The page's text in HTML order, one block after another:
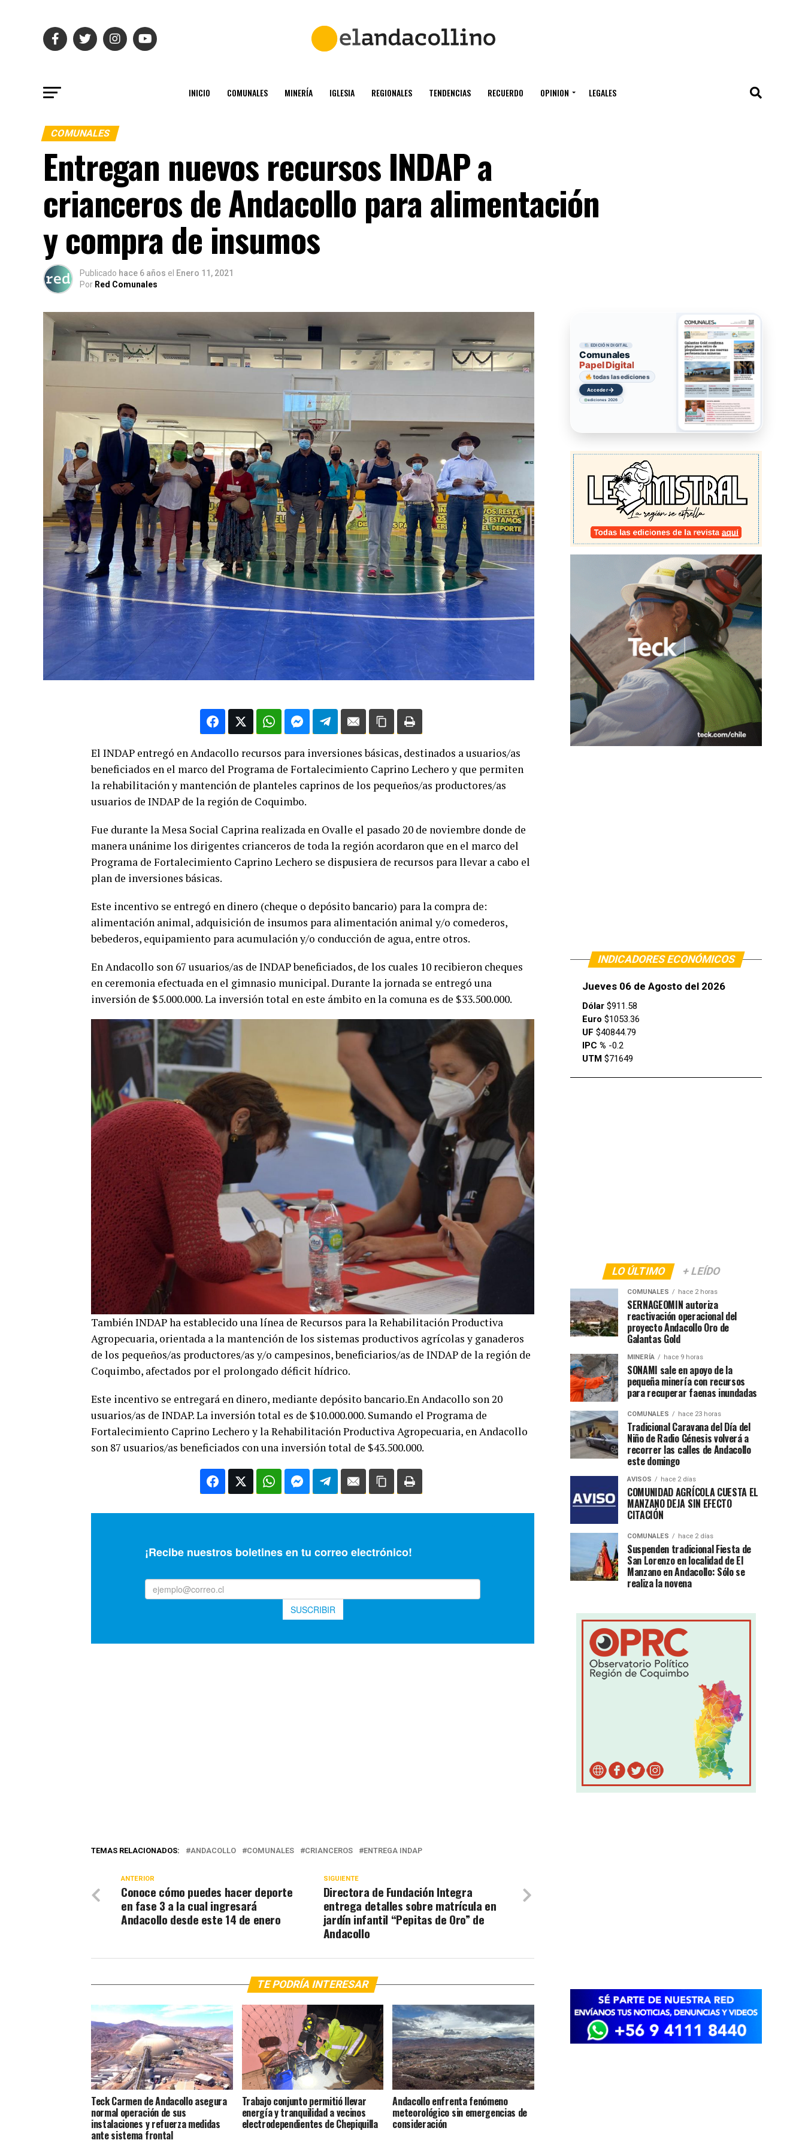
INICIO COMUNALES MINERÍA IGLESIA REGIONALES TENDENCIAS RECUERDO OPINION LEGALES
COMUNALES
Entregan nuevos recursos INDAP a
crianceros de Andacollo para alimentación
y compra de insumos
Publicado hace 6 años el Enero 11, 2021
Por Red Comunales
El INDAP entregó en Andacollo recursos para inversiones básicas, destinados a usuarios/as
beneficiados en el marco del Programa de Fortalecimiento Caprino Lechero y que permiten
la rehabilitación y mantención de planteles caprinos de los pequeños/as productores/as
usuarios de INDAP de la región de Coquimbo.
Fue durante la Mesa Social Caprina realizada en Ovalle el pasado 20 de noviembre donde de
manera unánime los dirigentes crianceros de toda la región acordaron que en el marco del
Programa de Fortalecimiento Caprino Lechero se dispusiera de recursos para llevar a cabo el
plan de inversiones básicas.
Este incentivo se entregó en dinero (cheque o depósito bancario) para la compra de:
alimentación animal, adquisición de insumos para alimentación animal y/o comederos,
bebederos, equipamiento para acumulación y/o conducción de agua, entre otros.
En Andacollo son 67 usuarios/as de INDAP beneficiados, de los cuales 10 recibieron cheques
en ceremonia efectuada en el gimnasio municipal. Durante la jornada se entregó una
inversión de $5.000.000. La inversión total en este ámbito en la comuna es de $33.500.000.
También INDAP ha establecido una línea de Recursos para la Rehabilitación Productiva
Agropecuaria, orientada a la mantención de los sistemas productivos agrícolas y ganaderos
de los pequeños/as productores/as y/o campesinos, beneficiarios/as de INDAP de la región de
Coquimbo, afectados por el prolongado déficit hídrico.
Este incentivo se entregará en dinero, mediante depósito bancario.En Andacollo son 20
usuarios/as de INDAP. La inversión total es de $10.000.000. Sumando el Programa de
Fortalecimiento Caprino Lechero y la Rehabilitación Productiva Agropecuaria, en Andacollo
son 87 usuarios/as beneficiados con una inversión total de $43.500.000.
TEMAS RELACIONADOS: ANDACOLLO COMUNALES CRIANCEROS ENTREGA INDAP
SIGUIENTE
Directora de Fundación Integra
entrega detalles sobre matrícula en
jardín infantil “Pepitas de Oro” de
Andacollo
ANTERIOR
Conoce cómo puedes hacer deporte
en fase 3 a la cual ingresará
Andacollo desde este 14 de enero
TE PODRÍA INTERESAR
Teck Carmen de Andacollo asegura
normal operación de sus
instalaciones y refuerza medidas
ante sistema frontal
Trabajo conjunto permitió llevar
energía y tranquilidad a vecinos
electrodependientes de Chepiquilla
Andacollo enfrenta fenómeno
meteorológico sin emergencias de
consideración
EDICIÓN DIGITAL
Comunales
Papel Digital
todas las ediciones
Acceder→
ediciones 2026
INDICADORES ECONÓMICOS
Jueves 06 de Agosto del 2026
Dólar $911.58
Euro $1053.36
UF $40844.79
IPC % -0.2
UTM $71649
LO ÚLTIMO + LEÍDO
COMUNALES hace 2 horas
SERNAGEOMIN autoriza
reactivación operacional del
proyecto Andacollo Oro de
Galantas Gold
MINERÍA hace 9 horas
SONAMI sale en apoyo de la
pequeña minería con recursos
para recuperar faenas inundadas
COMUNALES hace 23 horas
Tradicional Caravana del Día del
Niño de Radio Génesis volverá a
recorrer las calles de Andacollo
este domingo
AVISOS hace 2 días
COMUNIDAD AGRÍCOLA CUESTA EL
MANZANO DEJA SIN EFECTO
CITACIÓN
COMUNALES hace 2 días
Suspenden tradicional Fiesta de
San Lorenzo en localidad de El
Manzano en Andacollo: Sólo se
realiza la novena